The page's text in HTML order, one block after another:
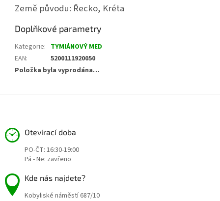
Země původu: Řecko, Kréta
Doplňkové parametry
Kategorie: TYMIÁNOVÝ MED
EAN:
5200111920050
Položka byla vyprodána…
Otevírací doba
PO-ČT: 16:30-19:00
Pá - Ne: zavřeno
Kde nás najdete?
Kobyliské náměstí 687/10